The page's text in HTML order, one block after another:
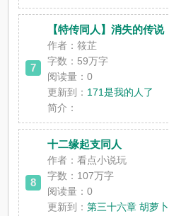
7
【特传同人】消失的传说
作者：筱芷
字数：59万字
阅读量：0
更新到： 171是我的人了
简介：
8
十二缘起支同人
作者：看点小说玩
字数：107万字
阅读量：0
更新到：第三十六章 胡萝